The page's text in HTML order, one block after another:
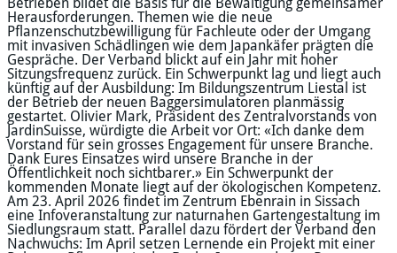
Betrieben bildet die Basis für die Bewältigung gemeinsamer
Herausforderungen. Themen wie die neue
Pflanzenschutzbewilligung für Fachleute oder der Umgang
mit invasiven Schädlingen wie dem Japankäfer prägten die
Gespräche. Der Verband blickt auf ein Jahr mit hoher
Sitzungsfrequenz zurück. Ein Schwerpunkt lag und liegt auch
künftig auf der Ausbildung: Im Bildungszentrum Liestal ist
der Betrieb der neuen Baggersimulatoren planmässig
gestartet. Olivier Mark, Präsident des Zentralvorstands von
JardinSuisse, würdigte die Arbeit vor Ort: «Ich danke dem
Vorstand für sein grosses Engagement für unsere Branche.
Dank Eures Einsatzes wird unsere Branche in der
Öffentlichkeit noch sichtbarer.» Ein Schwerpunkt der
kommenden Monate liegt auf der ökologischen Kompetenz.
Am 23. April 2026 findet im Zentrum Ebenrain in Sissach
eine Infoveranstaltung zur naturnahen Gartengestaltung im
Siedlungsraum statt. Parallel dazu fördert der Verband den
Nachwuchs: Im April setzen Lernende ein Projekt mit einer